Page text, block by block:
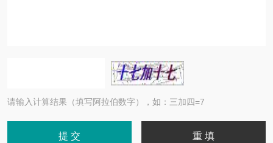
请输入计算结果（填写阿拉伯数字），如：三加四=7